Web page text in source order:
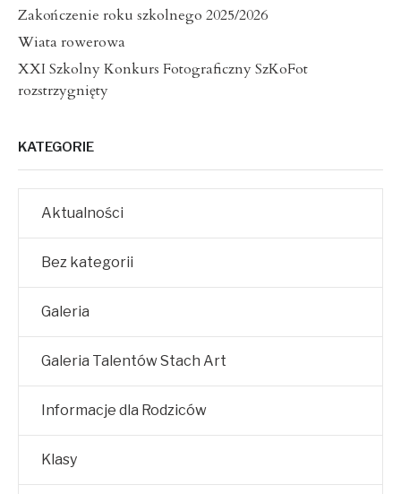
Zakończenie roku szkolnego 2025/2026
Wiata rowerowa
XXI Szkolny Konkurs Fotograficzny SzKoFot
rozstrzygnięty
KATEGORIE
Aktualności
Bez kategorii
Galeria
Galeria Talentów Stach Art
Informacje dla Rodziców
Klasy